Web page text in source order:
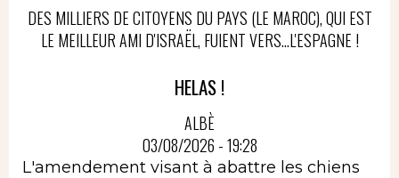
DES MILLIERS DE CITOYENS DU PAYS (LE MAROC), QUI EST
LE MEILLEUR AMI D'ISRAËL, FUIENT VERS...L'ESPAGNE !
HELAS !
ALBÈ
03/08/2026 - 19:28
L'amendement visant à abattre les chiens